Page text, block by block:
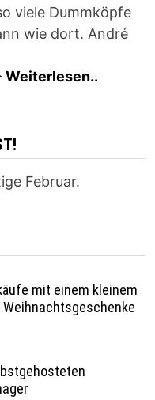
viele Dummköpfe
wie dort. André
Weiterlesen..
Februar.
mit einem kleinem